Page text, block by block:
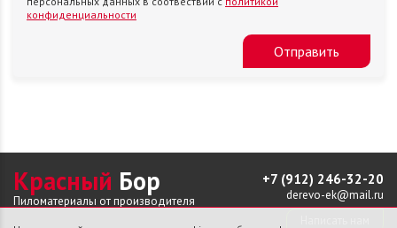
конфиденциальности
Отправить
Красный Бор
Пиломатериалы от производителя
+7 (912) 246-32-20
derevo-ek@mail.ru